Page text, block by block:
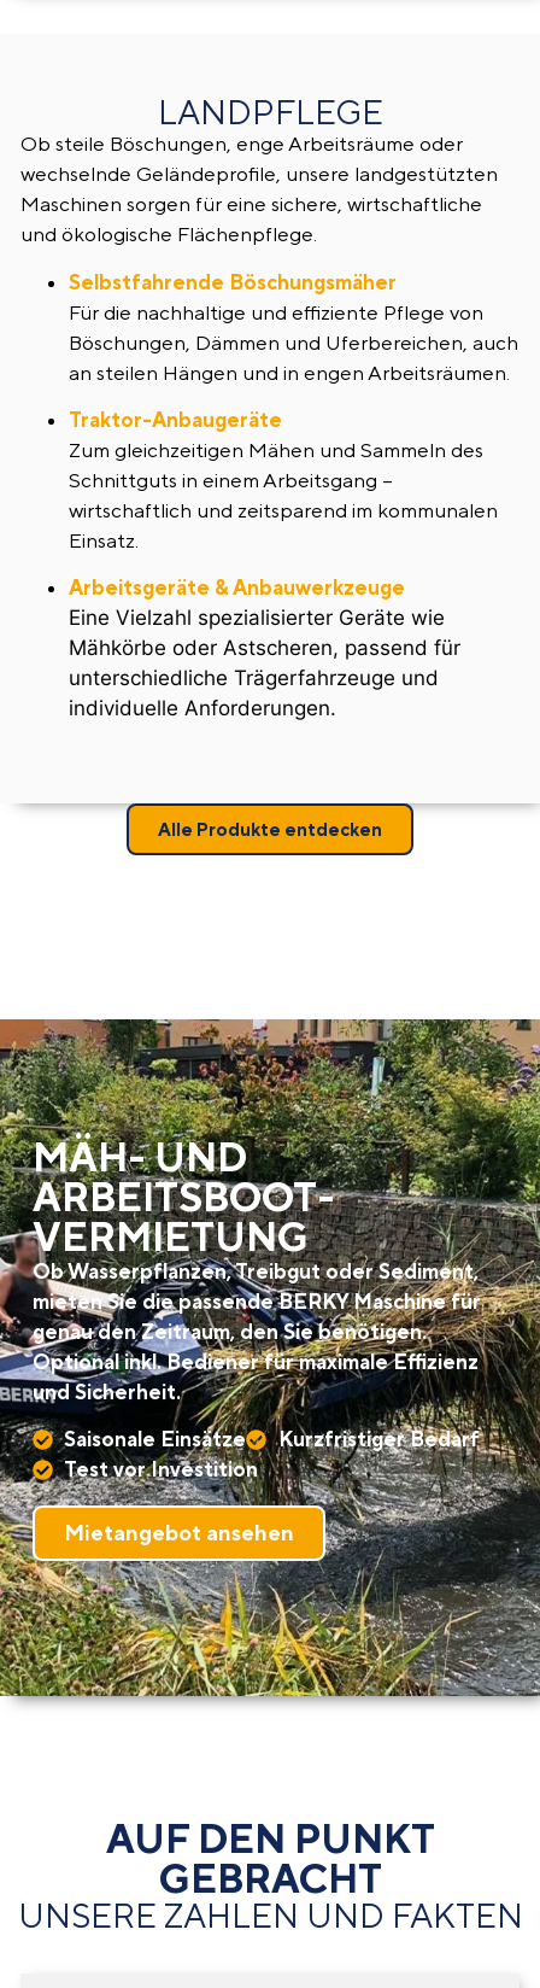
LANDPFLEGE
Ob steile Böschungen, enge Arbeitsräume oder
wechselnde Geländeprofile, unsere landgestützten
Maschinen sorgen für eine sichere, wirtschaftliche
und ökologische Flächenpflege.
Selbstfahrende Böschungsmäher
Für die nachhaltige und effiziente Pflege von
Böschungen, Dämmen und Uferbereichen, auch
an steilen Hängen und in engen Arbeitsräumen.
Traktor-Anbaugeräte
Zum gleichzeitigen Mähen und Sammeln des
Schnittguts in einem Arbeitsgang –
wirtschaftlich und zeitsparend im kommunalen
Einsatz.
Arbeitsgeräte & Anbauwerkzeuge
Eine Vielzahl spezialisierter Geräte wie
Mähkörbe oder Astscheren, passend für
unterschiedliche Trägerfahrzeuge und
individuelle Anforderungen.
Alle Produkte entdecken
MÄH- UND
ARBEITSBOOT­
VERMIETUNG
Ob Wasserpflanzen, Treibgut oder Sediment,
mieten Sie die passende BERKY Maschine für
genau den Zeitraum, den Sie benötigen.
Optional inkl. Bediener für maximale Effizienz
und Sicherheit.
Saisonale Einsätze
Kurzfristiger Bedarf
Test vor Investition
Mietangebot ansehen
AUF DEN PUNKT
GEBRACHT
UNSERE ZAHLEN UND FAKTEN